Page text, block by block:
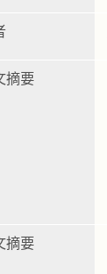
摘要
摘要